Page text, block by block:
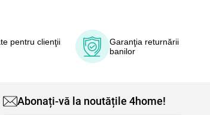
pentru clienţii
Garanţia returnării
banilor
Abonați-vă la noutățile 4home!